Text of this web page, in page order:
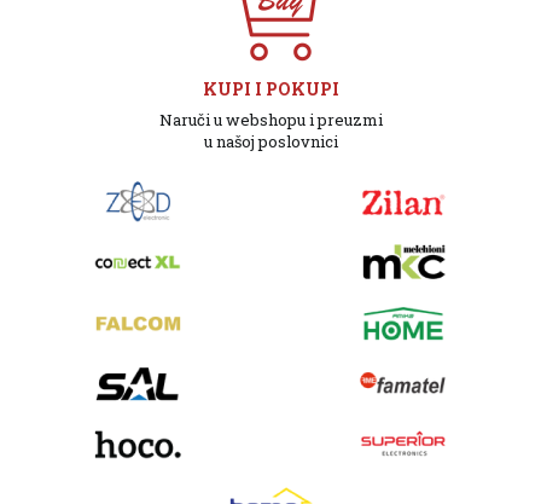
KUPI I POKUPI
Naruči u webshopu i preuzmi
u našoj poslovnici